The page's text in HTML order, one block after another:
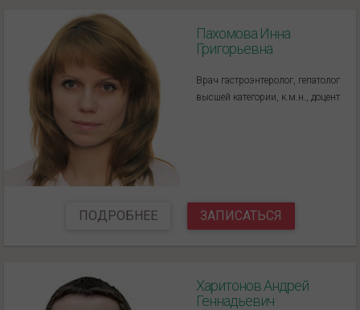
Пахомова Инна
Григорьевна
Врач гастроэнтеролог, гепатолог
высшей категории, к.м.н., доцент
ПОДРОБНЕЕ ЗАПИСАТЬСЯ
Харитонов Андрей
Геннадьевич